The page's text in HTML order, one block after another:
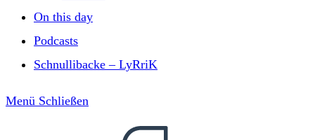
On this day
Podcasts
Schnullibacke – LyRriK
Menü Schließen